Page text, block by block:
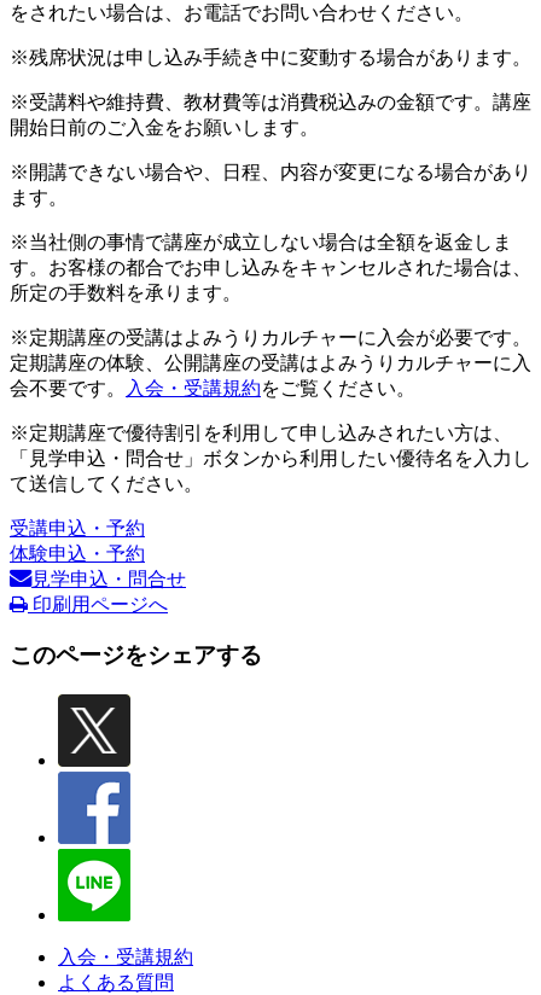
をされたい場合は、お電話でお問い合わせください。
※残席状況は申し込み手続き中に変動する場合があります。
※受講料や維持費、教材費等は消費税込みの金額です。講座
開始日前のご入金をお願いします。
※開講できない場合や、日程、内容が変更になる場合があり
ます。
※当社側の事情で講座が成立しない場合は全額を返金しま
す。お客様の都合でお申し込みをキャンセルされた場合は、
所定の手数料を承ります。
※定期講座の受講はよみうりカルチャーに入会が必要です。
定期講座の体験、公開講座の受講はよみうりカルチャーに入
会不要です。
入会・受講規約をご覧ください。
※定期講座で優待割引を利用して申し込みされたい方は、
「見学申込・問合せ」ボタンから利用したい優待名を入力し
て送信してください。
受講申込・予約
体験申込・予約
見学申込・問合せ
印刷用ページへ
このページをシェアする
入会・受講規約
よくある質問